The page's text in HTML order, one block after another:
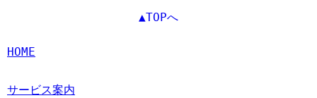
▲TOPへ
HOME
サービス案内